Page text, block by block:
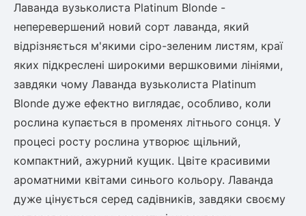
Лаванда вузьколиста Platinum Blonde -
неперевершений новий сорт лаванда, який
відрізняється м'якими сіро-зеленим листям, краї
яких підкреслені широкими вершковими лініями,
завдяки чому Лаванда вузьколиста Platinum
Blonde дуже ефектно виглядає, особливо, коли
рослина купається в променях літнього сонця. У
процесі росту рослина утворює щільний,
компактний, ажурний кущик. Цвіте красивими
ароматними квітами синього кольору. Лаванда
дуже цінується серед садівників, завдяки своєму